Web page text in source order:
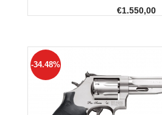
€1.550,00
-34.48%